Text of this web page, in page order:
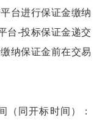
台进行保证金缴纳
台-投标保证金递交
纳保证金前在交易
（同开标时间）：